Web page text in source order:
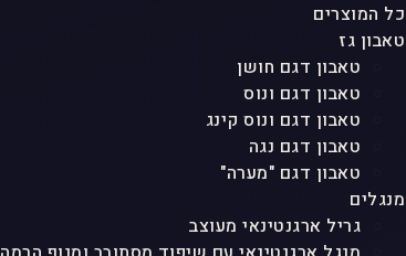
כל המוצרים
טאבון גז
טאבון דגם חושן
טאבון דגם ונוס
טאבון דגם ונוס קינג
טאבון דגם נגה
טאבון דגם "מערה"
מנגלים
גריל ארגנטינאי מעוצב